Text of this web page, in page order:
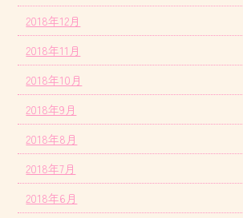
2018年12月
2018年11月
2018年10月
2018年9月
2018年8月
2018年7月
2018年6月